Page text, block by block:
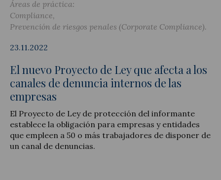
Notícias y artículos
Áreas de práctica:
Compliance
Prevención de riesgos penales (Corporate Compliance)
23.11.2022
El nuevo Proyecto de Ley que afecta a los
canales de denuncia internos de las
empresas
El Proyecto de Ley de protección del informante
establece la obligación para empresas y entidades
que empleen a 50 o más trabajadores de disponer de
un canal de denuncias.